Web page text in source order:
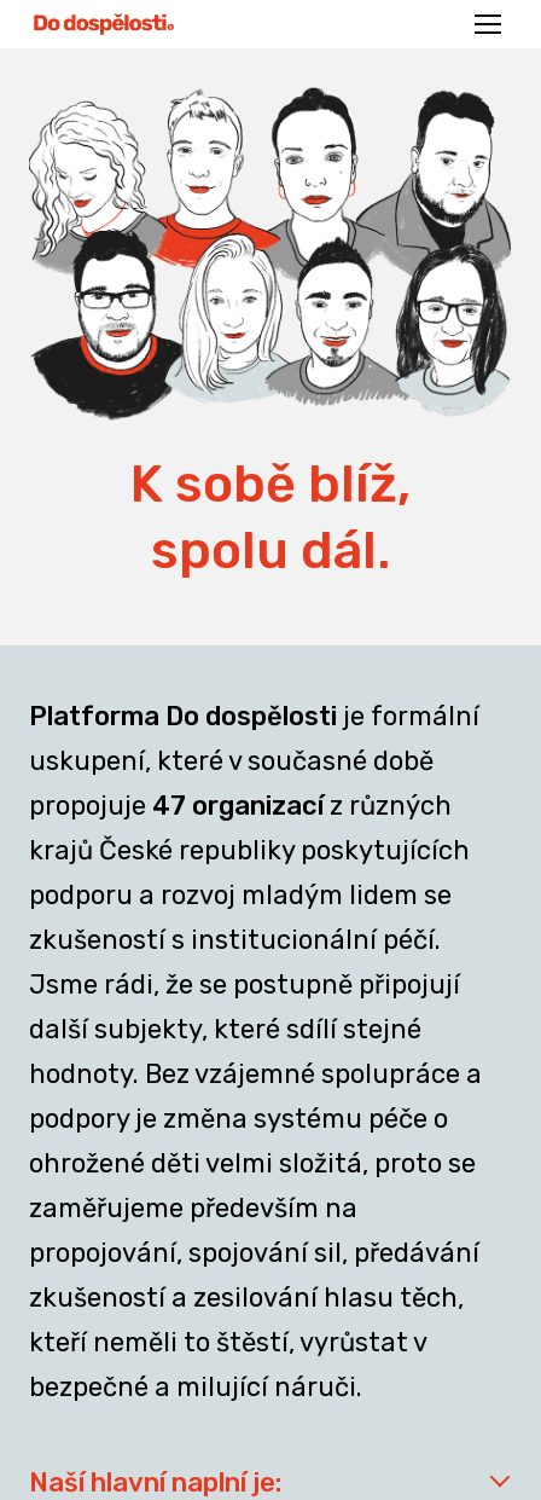
Menu
K sobě blíž,
spolu dál.
Platforma Do dospělosti je formální
uskupení, které v současné době
propojuje 47 organizacíz různých
krajů České republiky poskytujících
podporu a rozvoj mladým lidem se
zkušeností s institucionální péčí.
Jsme rádi, že se postupně připojují
další subjekty, které sdílí stejné
hodnoty. Bez vzájemné spolupráce a
podpory je změna systému péče o
ohrožené děti velmi složitá, proto se
zaměřujeme především na
propojování, spojování sil, předávání
zkušeností a zesilování hlasu těch,
kteří neměli to štěstí, vyrůstat v
bezpečné a milující náruči.
Naší hlavní naplní je: